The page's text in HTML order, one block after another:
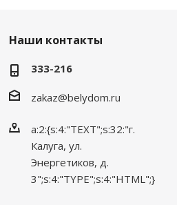
Наши контакты
333-216
zakaz@belydom.ru
a:2:{s:4:"TEXT";s:32:"г.
Калуга, ул.
Энергетиков, д.
3";s:4:"TYPE";s:4:"HTML";}